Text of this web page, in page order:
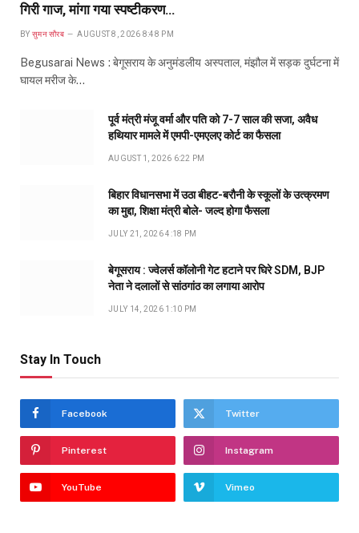
गिरी गाज, मांगा गया स्पष्टीकरण…
BY सुमन सौरब AUGUST 8, 2026 8:48 PM
Begusarai News : बेगूसराय के अनुमंडलीय अस्पताल, मंझौल में सड़क दुर्घटना में
घायल मरीज के…
पूर्व मंत्री मंजू वर्मा और पति को 7-7 साल की सजा, अवैध
हथियार मामले में एमपी-एमएलए कोर्ट का फैसला
AUGUST 1, 2026 6:22 PM
बिहार विधानसभा में उठा बीहट-बरौनी के स्कूलों के उत्क्रमण
का मुद्दा, शिक्षा मंत्री बोले- जल्द होगा फैसला
JULY 21, 2026 4:18 PM
बेगूसराय : ज्वेलर्स कॉलोनी गेट हटाने पर घिरे SDM, BJP
नेता ने दलालों से सांठगांठ का लगाया आरोप
JULY 14, 2026 1:10 PM
Stay In Touch
Facebook Twitter
Pinterest Instagram
YouTube Vimeo